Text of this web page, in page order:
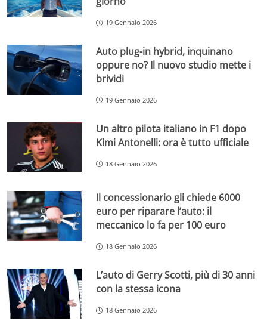
19 Gennaio 2026
Auto plug-in hybrid, inquinano
oppure no? Il nuovo studio mette i
brividi
19 Gennaio 2026
Un altro pilota italiano in F1 dopo
Kimi Antonelli: ora è tutto ufficiale
18 Gennaio 2026
Il concessionario gli chiede 6000
euro per riparare l’auto: il
meccanico lo fa per 100 euro
18 Gennaio 2026
L’auto di Gerry Scotti, più di 30 anni
con la stessa icona
18 Gennaio 2026